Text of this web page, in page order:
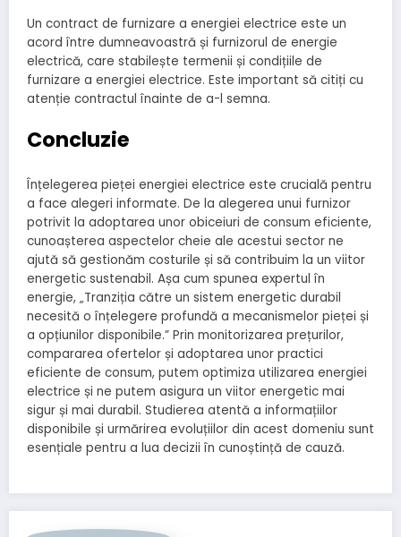
Un contract de furnizare a energiei electrice este un
acord între dumneavoastră și furnizorul de energie
electrică, care stabilește termenii și condițiile de
furnizare a energiei electrice. Este important să citiți cu
atenție contractul înainte de a-l semna.
Concluzie
Înțelegerea pieței energiei electrice este crucială pentru
a face alegeri informate. De la alegerea unui furnizor
potrivit la adoptarea unor obiceiuri de consum eficiente,
cunoașterea aspectelor cheie ale acestui sector ne
ajută să gestionăm costurile și să contribuim la un viitor
energetic sustenabil. Așa cum spunea expertul în
energie, „Tranziția către un sistem energetic durabil
necesită o înțelegere profundă a mecanismelor pieței și
a opțiunilor disponibile.” Prin monitorizarea prețurilor,
compararea ofertelor și adoptarea unor practici
eficiente de consum, putem optimiza utilizarea energiei
electrice și ne putem asigura un viitor energetic mai
sigur și mai durabil. Studierea atentă a informațiilor
disponibile și urmărirea evoluțiilor din acest domeniu sunt
esențiale pentru a lua decizii în cunoștință de cauză.